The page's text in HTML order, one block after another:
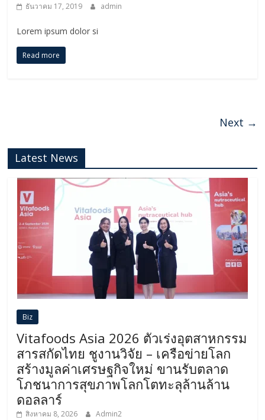
ธันวาคม 17, 2019 admin
Lorem ipsum dolor si
Read more
Next →
Latest News
Biz
Vitafoods Asia 2026 ตัวเร่งอุตสาหกรรม
สารสกัดไทย ชูงานวิจัย – เครือข่ายโลก
สร้างมูลค่าเศรษฐกิจใหม่ ขานรับตลาด
โภชนาการสุขภาพโลกโตทะลุล้านล้าน
ดอลลาร์
สิงหาคม 8, 2026 Admin2